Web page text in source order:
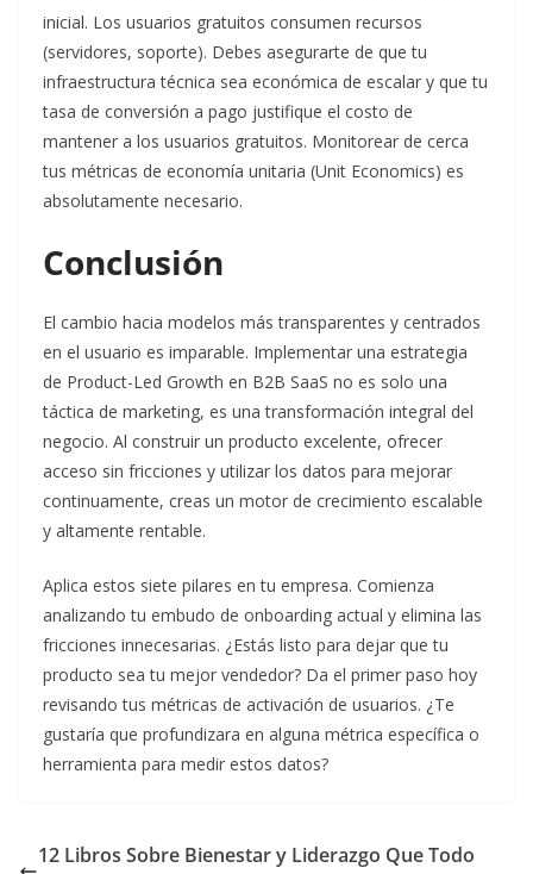
inicial. Los usuarios gratuitos consumen recursos
(servidores, soporte). Debes asegurarte de que tu
infraestructura técnica sea económica de escalar y que tu
tasa de conversión a pago justifique el costo de
mantener a los usuarios gratuitos. Monitorear de cerca
tus métricas de economía unitaria (Unit Economics) es
absolutamente necesario.
Conclusión
El cambio hacia modelos más transparentes y centrados
en el usuario es imparable. Implementar una estrategia
de Product-Led Growth en B2B SaaS no es solo una
táctica de marketing, es una transformación integral del
negocio. Al construir un producto excelente, ofrecer
acceso sin fricciones y utilizar los datos para mejorar
continuamente, creas un motor de crecimiento escalable
y altamente rentable.
Aplica estos siete pilares en tu empresa. Comienza
analizando tu embudo de onboarding actual y elimina las
fricciones innecesarias. ¿Estás listo para dejar que tu
producto sea tu mejor vendedor? Da el primer paso hoy
revisando tus métricas de activación de usuarios. ¿Te
gustaría que profundizara en alguna métrica específica o
herramienta para medir estos datos?
12 Libros Sobre Bienestar y Liderazgo Que Todo